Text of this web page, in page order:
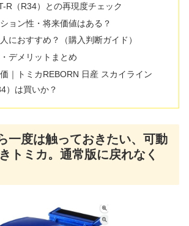
R（R34）との再現度チェック
ョン性・将来価値はある？
におすすめ？（購入判断ガイド）
デメリットまとめ
｜トミカREBORN 日産 スカイライン
）は買いか？
一度は触っておきたい、可動
トミカ。通常版に戻れなく